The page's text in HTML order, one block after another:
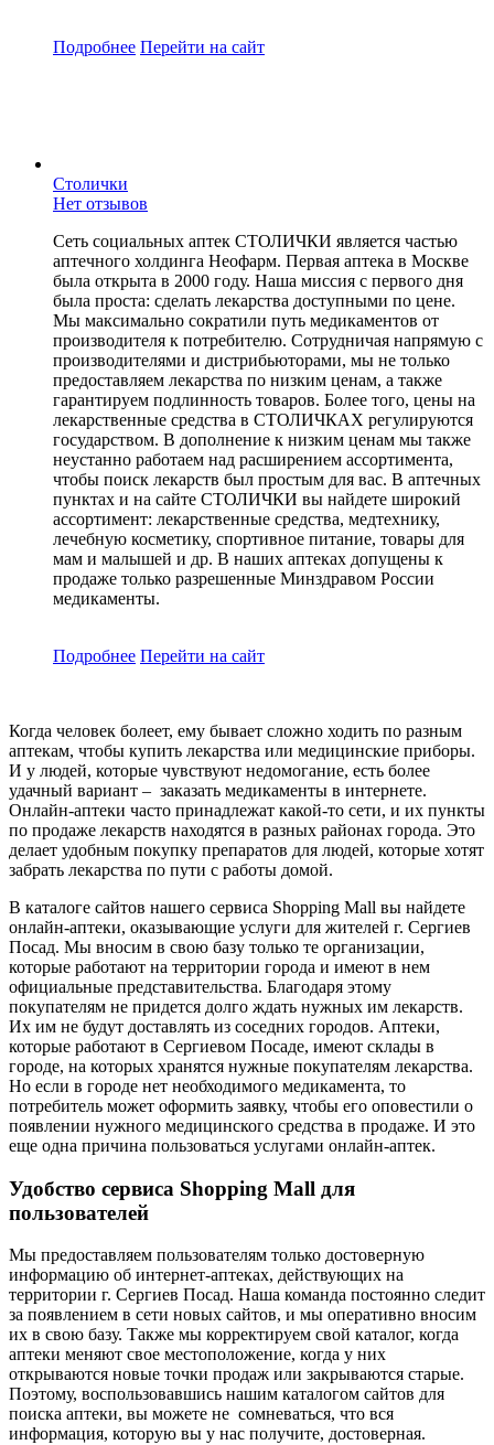
Подробнее Перейти на сайт
Столички
Нет отзывов
Сеть социальных аптек СТОЛИЧКИ является частью
аптечного холдинга Неофарм. Первая аптека в Москве
была открыта в 2000 году. Наша миссия с первого дня
была проста: сделать лекарства доступными по цене.
Мы максимально сократили путь медикаментов от
производителя к потребителю. Сотрудничая напрямую с
производителями и дистрибьюторами, мы не только
предоставляем лекарства по низким ценам, а также
гарантируем подлинность товаров. Более того, цены на
лекарственные средства в СТОЛИЧКАХ регулируются
государством. В дополнение к низким ценам мы также
неустанно работаем над расширением ассортимента,
чтобы поиск лекарств был простым для вас. В аптечных
пунктах и на сайте СТОЛИЧКИ вы найдете широкий
ассортимент: лекарственные средства, медтехнику,
лечебную косметику, спортивное питание, товары для
мам и малышей и др. В наших аптеках допущены к
продаже только разрешенные Минздравом России
медикаменты.
Подробнее Перейти на сайт
Когда человек болеет, ему бывает сложно ходить по разным
аптекам, чтобы купить лекарства или медицинские приборы.
И у людей, которые чувствуют недомогание, есть более
удачный вариант – заказать медикаменты в интернете.
Онлайн-аптеки часто принадлежат какой-то сети, и их пункты
по продаже лекарств находятся в разных районах города. Это
делает удобным покупку препаратов для людей, которые хотят
забрать лекарства по пути с работы домой.
В каталоге сайтов нашего сервиса Shopping Mall вы найдете
онлайн-аптеки, оказывающие услуги для жителей г. Сергиев
Посад. Мы вносим в свою базу только те организации,
которые работают на территории города и имеют в нем
официальные представительства. Благодаря этому
покупателям не придется долго ждать нужных им лекарств.
Их им не будут доставлять из соседних городов. Аптеки,
которые работают в Сергиевом Посаде, имеют склады в
городе, на которых хранятся нужные покупателям лекарства.
Но если в городе нет необходимого медикамента, то
потребитель может оформить заявку, чтобы его оповестили о
появлении нужного медицинского средства в продаже. И это
еще одна причина пользоваться услугами онлайн-аптек.
Удобство сервиса Shopping Mall для
пользователей
Мы предоставляем пользователям только достоверную
информацию об интернет-аптеках, действующих на
территории г. Сергиев Посад. Наша команда постоянно следит
за появлением в сети новых сайтов, и мы оперативно вносим
их в свою базу. Также мы корректируем свой каталог, когда
аптеки меняют свое местоположение, когда у них
открываются новые точки продаж или закрываются старые.
Поэтому, воспользовавшись нашим каталогом сайтов для
поиска аптеки, вы можете не сомневаться, что вся
информация, которую вы у нас получите, достоверная.